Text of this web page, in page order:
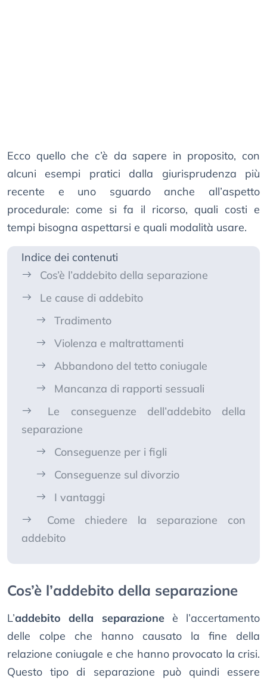
Ecco quello che c’è da sapere in proposito, con
alcuni esempi pratici dalla giurisprudenza più
recente e uno sguardo anche all’aspetto
procedurale: come si fa il ricorso, quali costi e
tempi bisogna aspettarsi e quali modalità usare.
Indice dei contenuti
Cos’è l’addebito della separazione
Le cause di addebito
Tradimento
Violenza e maltrattamenti
Abbandono del tetto coniugale
Mancanza di rapporti sessuali
Le conseguenze dell’addebito della
separazione
Conseguenze per i figli
Conseguenze sul divorzio
I vantaggi
Come chiedere la separazione con
addebito
Cos’è l’addebito della separazione
L’addebito della separazioneè l’accertamento
delle colpe che hanno causato la fine della
relazione coniugale e che hanno provocato la crisi.
Questo tipo di separazione può quindi essere